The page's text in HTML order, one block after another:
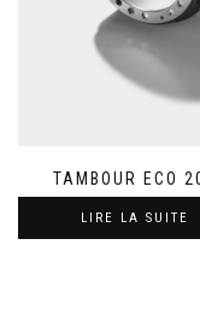
TAMBOUR ECO
LIRE LA SUITE